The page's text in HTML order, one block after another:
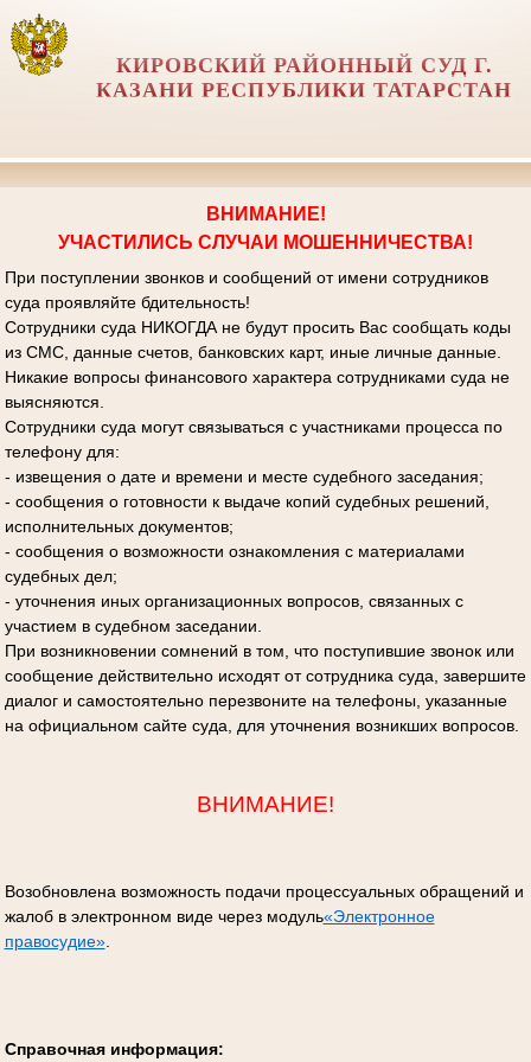
КИРОВСКИЙ РАЙОННЫЙ СУД Г.
КАЗАНИ РЕСПУБЛИКИ ТАТАРСТАН
ВНИМАНИЕ!
УЧАСТИЛИСЬ СЛУЧАИ МОШЕННИЧЕСТВА!
При поступлении звонков и сообщений от имени сотрудников
суда проявляйте бдительность!
Сотрудники суда НИКОГДА не будут просить Вас сообщать коды
из СМС, данные счетов, банковских карт, иные личные данные.
Никакие вопросы финансового характера сотрудниками суда не
выясняются.
Сотрудники суда могут связываться с участниками процесса по
телефону для:
- извещения о дате и времени и месте судебного заседания;
- сообщения о готовности к выдаче копий судебных решений,
исполнительных документов;
- сообщения о возможности ознакомления с материалами
судебных дел;
- уточнения иных организационных вопросов, связанных с
участием в судебном заседании.
При возникновении сомнений в том, что поступившие звонок или
сообщение действительно исходят от сотрудника суда, завершите
диалог и самостоятельно перезвоните на телефоны, указанные
на официальном сайте суда, для уточнения возникших вопросов.
ВНИМАНИЕ!
Возобновлена возможность подачи процессуальных обращений и
жалоб в электронном виде через модуль«Электронное
правосудие».
Справочная информация: